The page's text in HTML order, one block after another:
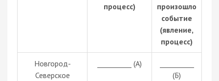
процесс)
произошло
событие
(явление,
процесс)
Новгород-
Северское
__________ (А)
(Б)